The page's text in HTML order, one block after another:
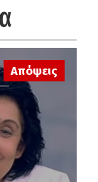
Απόψεις